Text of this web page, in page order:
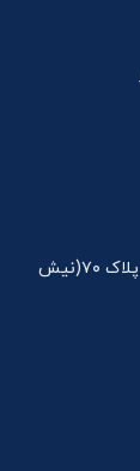
تهران، بلوار اندرزگو، نبش خیابان عبداللهی جنوبی، پلاک ۷۰(نیش